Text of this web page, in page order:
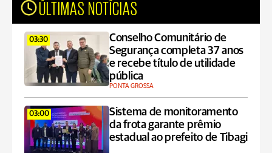
ÚLTIMAS NOTÍCIAS
03:30
Conselho Comunitário de
Segurança completa 37 anos
e recebe título de utilidade
pública
PONTA GROSSA
03:00
Sistema de monitoramento
da frota garante prêmio
estadual ao prefeito de Tibagi